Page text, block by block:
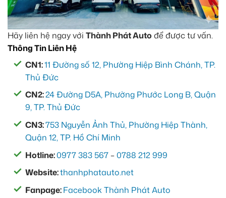
Hãy liên hệ ngay với Thành Phát Auto để được tư vấn.
Thông Tin Liên Hệ
CN1:11 Đường số 12, Phường Hiệp Bình Chánh, TP.
Thủ Đức
CN2:24 Đường D5A, Phường Phước Long B, Quận
9, TP. Thủ Đức
CN3:753 Nguyễn Ảnh Thủ, Phường Hiệp Thành,
Quận 12, TP. Hồ Chí Minh
Hotline:0977 383 567 –0788 212 999
Website:thanhphatauto.net
Fanpage:Facebook Thành Phát Auto